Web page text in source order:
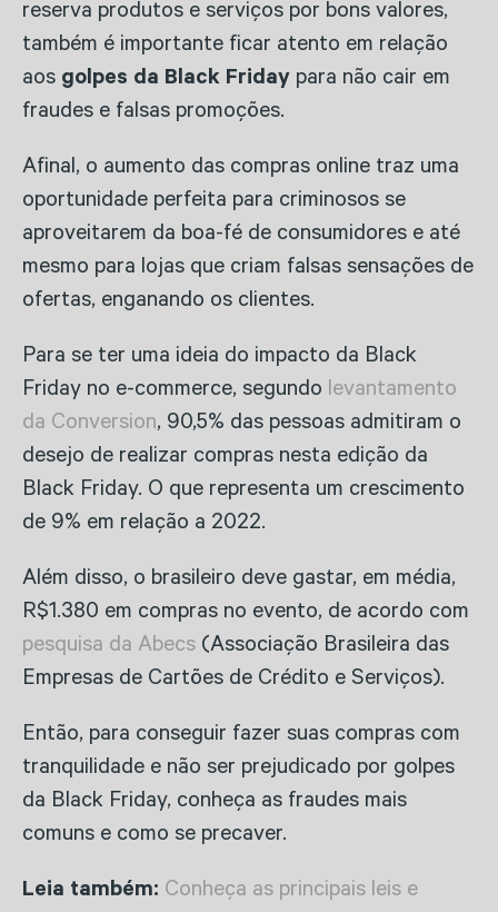
reserva produtos e serviços por bons valores,
também é importante ficar atento em relação
aos golpes da Black Friday para não cair em
fraudes e falsas promoções.
Afinal, o aumento das compras online traz uma
oportunidade perfeita para criminosos se
aproveitarem da boa-fé de consumidores e até
mesmo para lojas que criam falsas sensações de
ofertas, enganando os clientes.
Para se ter uma ideia do impacto da Black
Friday no e-commerce, segundo levantamento
da Conversion, 90,5% das pessoas admitiram o
desejo de realizar compras nesta edição da
Black Friday. O que representa um crescimento
de 9% em relação a 2022.
Além disso, o brasileiro deve gastar, em média,
R$1.380 em compras no evento, de acordo com
pesquisa da Abecs (Associação Brasileira das
Empresas de Cartões de Crédito e Serviços).
Então, para conseguir fazer suas compras com
tranquilidade e não ser prejudicado por golpes
da Black Friday, conheça as fraudes mais
comuns e como se precaver.
Leia também: Conheça as principais leis e